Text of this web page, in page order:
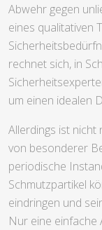
Abwehr gegen
eines qualitativen
rechnet sich, in
um einen idealen
Allerdings ist nicht
von besonderer
periodische
Schmutzpartikel
eindringen und
Nur eine einfache